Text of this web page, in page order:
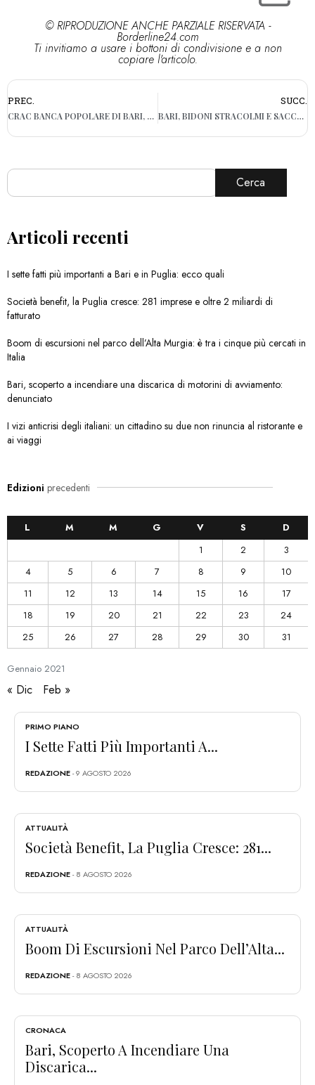
© RIPRODUZIONE ANCHE PARZIALE RISERVATA -
Borderline24.com
Ti invitiamo a usare i bottoni di condivisione e a non
copiare l'articolo.
PREC.
CRAC BANCA POPOLARE DI BARI, NON C’È ANCORA LA SEDE: RINVIATO IL PROCESSO
SUCC.
BARI, BIDONI STRACOLMI E SACCHETTI IN STRADA: SEGNALAZIONI DA LIBERTÀ A SAN GIROLAMO
Cerca
Articoli recenti
I sette fatti più importanti a Bari e in Puglia: ecco quali
Società benefit, la Puglia cresce: 281 imprese e oltre 2 miliardi di
fatturato
Boom di escursioni nel parco dell’Alta Murgia: è tra i cinque più cercati in
Italia
Bari, scoperto a incendiare una discarica di motorini di avviamento:
denunciato
I vizi anticrisi degli italiani: un cittadino su due non rinuncia al ristorante e
ai viaggi
Edizioni precedenti
Gennaio 2021
L M M G V S
D
1
2
3
4
5 6 7 8 9
10
11
12 13 14 15 16
17
18
19 20 21 22 23
24
25
26 27 28 29 30 31
« Dic Feb »
PRIMO PIANO
I Sette Fatti Più Importanti A...
REDAZIONE- 9 AGOSTO 2026
ATTUALITÀ
Società Benefit, La Puglia Cresce: 281...
REDAZIONE- 8 AGOSTO 2026
ATTUALITÀ
Boom Di Escursioni Nel Parco Dell’Alta...
REDAZIONE- 8 AGOSTO 2026
CRONACA
Bari, Scoperto A Incendiare Una
Discarica...